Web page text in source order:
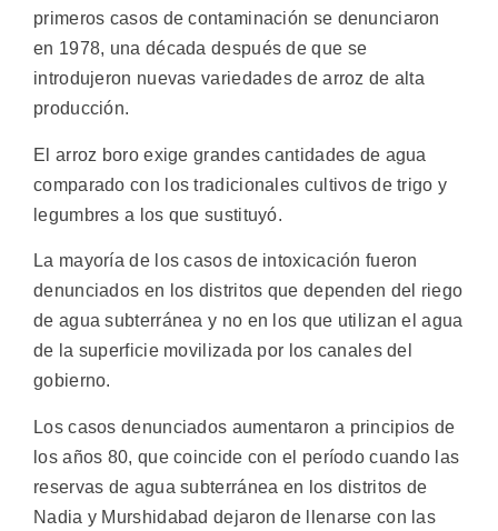
primeros casos de contaminación se denunciaron
en 1978, una década después de que se
introdujeron nuevas variedades de arroz de alta
producción.
El arroz boro exige grandes cantidades de agua
comparado con los tradicionales cultivos de trigo y
legumbres a los que sustituyó.
La mayoría de los casos de intoxicación fueron
denunciados en los distritos que dependen del riego
de agua subterránea y no en los que utilizan el agua
de la superficie movilizada por los canales del
gobierno.
Los casos denunciados aumentaron a principios de
los años 80, que coincide con el período cuando las
reservas de agua subterránea en los distritos de
Nadia y Murshidabad dejaron de llenarse con las